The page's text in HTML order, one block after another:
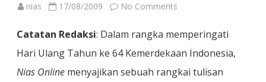
nias 17/08/2009 No Comments
Suku
Nias
(Bagian
I)
Catatan Redaksi: Dalam rangka memperingati
Hari Ulang Tahun ke 64 Kemerdekaan Indonesia,
Nias Online menyajikan sebuah rangkai tulisan